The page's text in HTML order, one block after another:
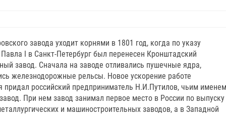
завода уходит корнями в 1801 год, когда по указу
I в Санкт-Петербург был перенесен Кронштадский
завод. Сначала на заводе отливались пушечные ядра,
железнодорожные рельсы. Новое ускорение работе
придал российский предприниматель Н.И.Путилов, чьим именем
При нем завод занимал первое место в России по выпуску
и машиностроительных заводов, а в Западной